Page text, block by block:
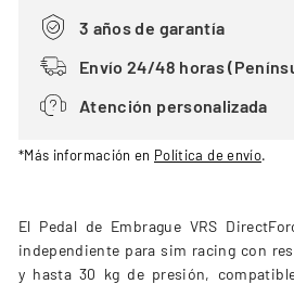
3 años de garantía
Envío 24/48 horas
Atención personalizada
*Más información en Política de envío.
El Pedal de Embrague VRS
independiente para sim racing con
y hasta 30 kg de presión,